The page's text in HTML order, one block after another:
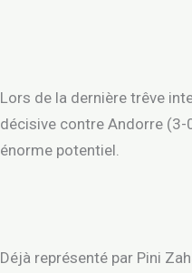
Lors de la dernière trêve
décisive contre Andorre
énorme potentiel.
Déjà représenté par Pini